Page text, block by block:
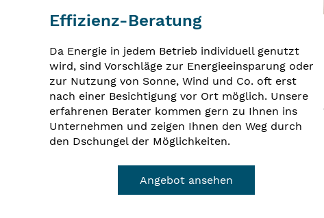
Effizienz-Beratung
Da Energie in jedem Betrieb individuell genutzt
wird, sind Vorschläge zur Energieeinsparung oder
zur Nutzung von Sonne, Wind und Co. oft erst
nach einer Besichtigung vor Ort möglich. Unsere
erfahrenen Berater kommen gern zu Ihnen ins
Unternehmen und zeigen Ihnen den Weg durch
den Dschungel der Möglichkeiten.
Angebot ansehen